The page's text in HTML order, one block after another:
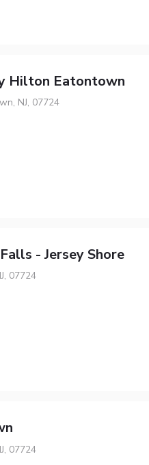
Hilton Eatontown
NJ, 07724
- Jersey Shore
07724
07724